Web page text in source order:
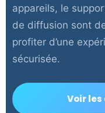
appareils, le
de diffusion sont
profiter d’une
sécurisée.
Voir